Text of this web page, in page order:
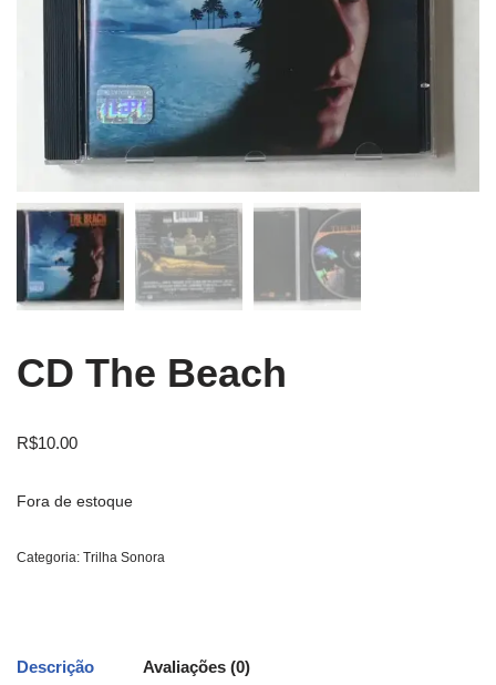
CD The Beach
R$10.00
Fora de estoque
Categoria: Trilha Sonora
Descrição Avaliações (0)